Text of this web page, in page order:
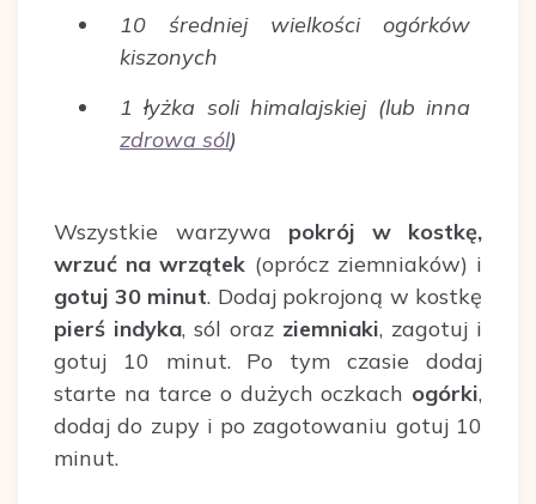
10 średniej wielkości ogórków
kiszonych
1 łyżka soli himalajskiej (lub inna
zdrowa sól)
Wszystkie warzywa pokrój w kostkę,
wrzuć na wrzątek (oprócz ziemniaków) i
gotuj 30 minut. Dodaj pokrojoną w kostkę
pierś indyka, sól oraz ziemniaki, zagotuj i
gotuj 10 minut. Po tym czasie dodaj
starte na tarce o dużych oczkach ogórki,
dodaj do zupy i po zagotowaniu gotuj 10
minut.